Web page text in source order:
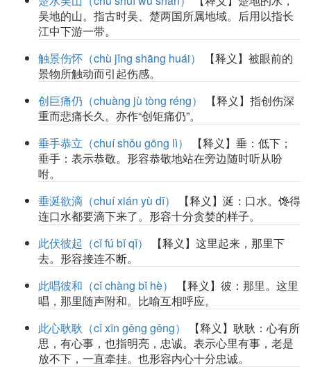
吴地的山。指古时吴、楚两国所属地域。后用以指长
江中下游一带。
触景伤怀（chù jǐng shāng huái）
【释义】被眼前的
景物所触动而引起伤感。
创巨痛仍（chuàng jù tòng réng）
【释义】指创伤深
重而悲痛长久。亦作“创钜痛仍”。
垂手恭立（chuí shǒu gōng lì）
【释义】垂：低下；
垂手：表示恭敬。形容恭敬地站在旁边随时听从吩
咐。
垂涎欲滴（chuí xián yù dī）
【释义】涎：口水。馋得
连口水都要滴下来了。形容十分贪婪的样子。
此伏彼起（cǐ fú bǐ qǐ）
【释义】这里起来，那里下
去。形容接连不断。
此唱彼和（cǐ chàng bǐ hè）
【释义】彼：那里。这里
唱，那里随声附和。比喻互相呼应。
此心耿耿（cǐ xīn gěng gěng）
【释义】耿耿：心有所
思，有心事，也指明亮，忠诚。表示心里有事，老是
放不下，一直牵挂。也形容内心十分忠诚。